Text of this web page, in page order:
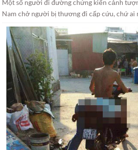
Một số người đi đường chứng kiến cảnh
Nam chở người bị thương đi cấp cứu, chứ ai